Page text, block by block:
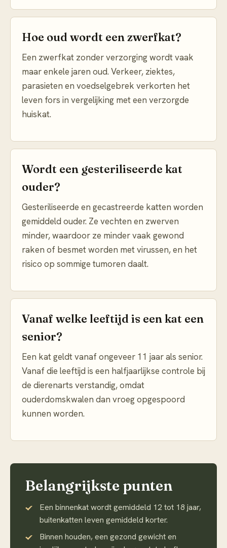
Hoe oud wordt een zwerfkat?
Een zwerfkat zonder verzorging wordt vaak
maar enkele jaren oud. Verkeer, ziektes,
parasieten en voedselgebrek verkorten het
leven fors in vergelijking met een verzorgde
huiskat.
Wordt een gesteriliseerde kat
ouder?
Gesteriliseerde en gecastreerde katten worden
gemiddeld ouder. Ze vechten en zwerven
minder, waardoor ze minder vaak gewond
raken of besmet worden met virussen, en het
risico op sommige tumoren daalt.
Vanaf welke leeftijd is een kat een
senior?
Een kat geldt vanaf ongeveer 11 jaar als senior.
Vanaf die leeftijd is een halfjaarlijkse controle bij
de dierenarts verstandig, omdat
ouderdomskwalen dan vroeg opgespoord
kunnen worden.
Belangrijkste punten
Een binnenkat wordt gemiddeld 12 tot 18 jaar,
buitenkatten leven gemiddeld korter.
Binnen houden, een gezond gewicht en